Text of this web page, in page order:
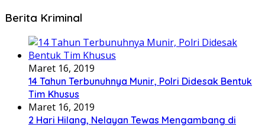
Berita Kriminal
Maret 16, 2019
14 Tahun Terbunuhnya Munir, Polri Didesak Bentuk
Tim Khusus
Maret 16, 2019
2 Hari Hilang, Nelayan Tewas Mengambang di